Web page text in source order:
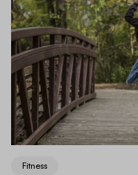
Fitness